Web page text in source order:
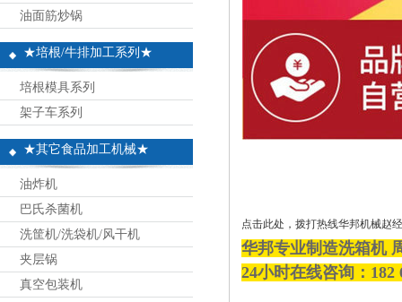
油面筋炒锅
★培根/牛排加工系列★
培根模具系列
架子车系列
★其它食品加工机械★
油炸机
巴氏杀菌机
洗筐机/洗袋机/风干机
夹层锅
真空包装机
点击此处，拨打热线华邦机械赵
华邦专业制造洗箱机
24小时在线咨询：182